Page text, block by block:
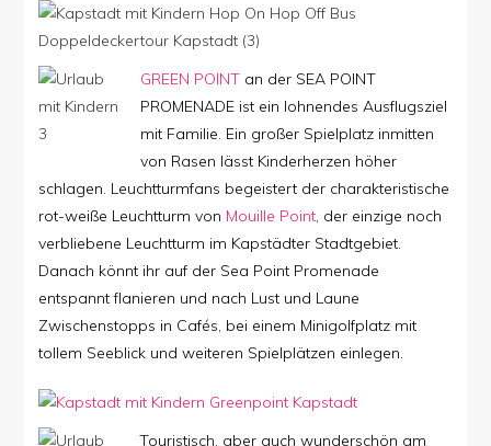
GREEN POINTan der SEA POINT
PROMENADE ist ein lohnendes Ausflugsziel
mit Familie. Ein großer Spielplatz inmitten
von Rasen lässt Kinderherzen höher
schlagen. Leuchtturmfans begeistert der charakteristische
rot-weiße Leuchtturm von Mouille Point, der einzige noch
verbliebene Leuchtturm im Kapstädter Stadtgebiet.
Danach könnt ihr auf der Sea Point Promenade
entspannt flanieren und nach Lust und Laune
Zwischenstopps in Cafés, bei einem Minigolfplatz mit
tollem Seeblick und weiteren Spielplätzen einlegen.
Touristisch, aber auch wunderschön am